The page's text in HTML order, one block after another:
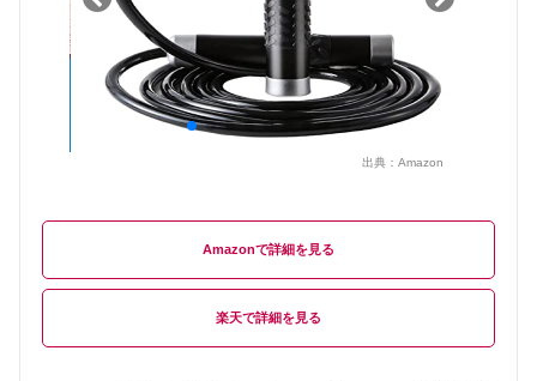
出典： Amazon
Amazon
楽天